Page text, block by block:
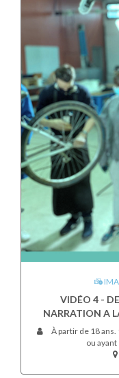
VIDÉO 4 -
NARRATION A
À partir de 18
ou